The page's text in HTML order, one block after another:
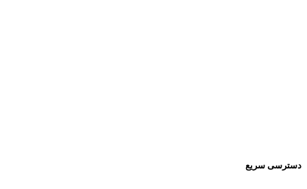
دسترسی سریع